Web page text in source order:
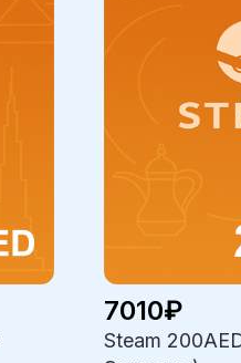
7010₽
Steam